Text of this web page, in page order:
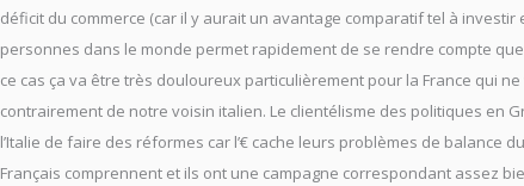
déficit du commerce (car il y aurait un avantage comparatif tel à
personnes dans le monde permet rapidement de se rendre compte
ce cas ça va être très douloureux particulièrement pour la France qui
contrairement de notre voisin italien. Le clientélisme des politiques en
l’Italie de faire des réformes car l’€ cache leurs problèmes de balance
Français comprennent et ils ont une campagne correspondant assez